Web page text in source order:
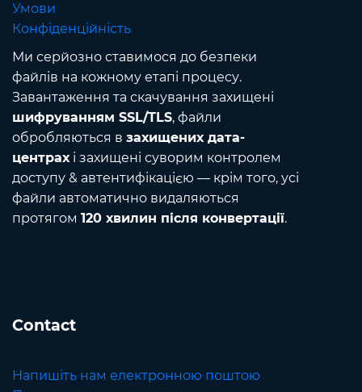
Умови
Конфіденційність
Ми серйозно ставимося до безпеки
файлів на кожному етапі процесу.
Завантаження та скачування захищені
шифруванням SSL/TLS, файли
обробляються в захищених дата-
центрахі захищені суворим контролем
доступу & автентифікацією — крім того, усі
файли автоматично видаляються
протягом 120 хвилин після конвертації.
Contact
Напишіть нам електронною поштою